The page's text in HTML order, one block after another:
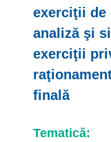
exerciţii de
analiză şi
exerciţii
finală
Tematică: